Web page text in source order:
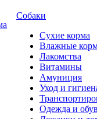
Собаки
Сухие корма
Влажные
Лакомства
Витамины
Амуниция
Уход и
Одежда и